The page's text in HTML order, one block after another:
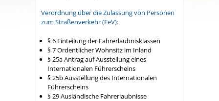
Verordnung über die Zulassung von Personen
zum Straßenverkehr (FeV):
§ 6 Einteilung der Fahrerlaubnisklassen
§ 7 Ordentlicher Wohnsitz im Inland
§ 25a Antrag auf Ausstellung eines
Internationalen Führerscheins
§ 25b Ausstellung des Internationalen
Führerscheins
§ 29 Ausländische Fahrerlaubnisse